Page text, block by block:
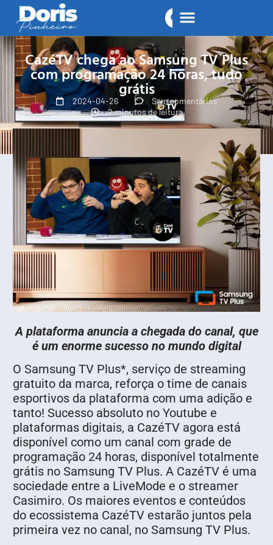
CazéTV chega ao Samsung TV Plus
com programação 24 horas, tudo
grátis
2024-04-26
Sem comentários
2 minutos de leitura
A plataforma anuncia a chegada do canal, que
é um enorme sucesso no mundo digital
O Samsung TV Plus*, serviço de streaming
gratuito da marca, reforça o time de canais
esportivos da plataforma com uma adição e
tanto! Sucesso absoluto no Youtube e
plataformas digitais, a CazéTV agora está
disponível como um canal com grade de
programação 24 horas, disponível totalmente
grátis no Samsung TV Plus. A CazéTV é uma
sociedade entre a LiveMode e o streamer
Casimiro. Os maiores eventos e conteúdos
do ecossistema CazéTV estarão juntos pela
primeira vez no canal, no Samsung TV Plus.